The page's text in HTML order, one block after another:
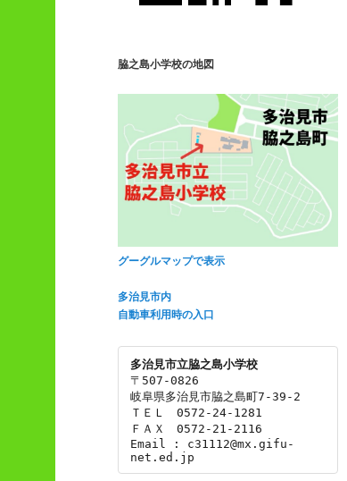
脇之島小学校の地図
グーグルマップで表示
多治見市内
自動車利用時の入口
多治見市立脇之島小学校
〒507-0826
岐阜県多治見市脇之島町7-39-2
ＴＥＬ　0572-24-1281
ＦＡＸ　0572-21-2116
Email : c31112@mx.gifu-
net.ed.jp